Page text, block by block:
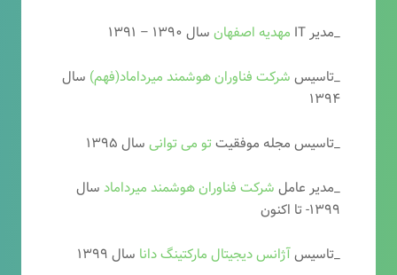
_مدیر IT
مهدیه اصفهان سال ۱۳۹۰ – ۱۳۹۱
_تاسیس شرکت فناوران هوشمند میرداماد(فهم) سال
۱۳۹۴
_تاسیس مجله موفقیتتو می توانی سال ۱۳۹۵
_مدیر عامل شرکت فناوران هوشمند میرداماد سال
۱۳۹۹- تا اکنون
_تاسیسآژانس دیجیتال مارکتینگ دانا سال ۱۳۹۹